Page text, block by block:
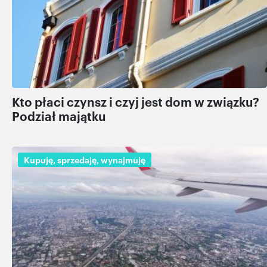
otrzymanymi od Ciebie lub uzyskanymi podczas
korzystania z ich usług.
Kto płaci czynsz i czyj jest dom w związku?
Podział majątku
Kupuję, sprzedaję, wynajmuję